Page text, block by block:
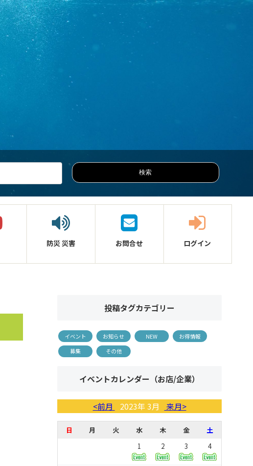
防災災害 お問合せ ログイン
投稿タグカテゴリー
イベント お知らせ NEW
お得情報
募集
その他
イベントカレンダー（お店/企業）
<前月 2023年 3月 来月>
日 月 火 水 木 金
土
1
2 3 4